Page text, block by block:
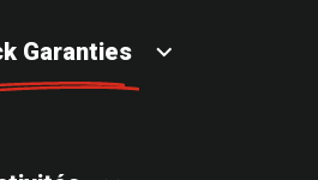
Garanties